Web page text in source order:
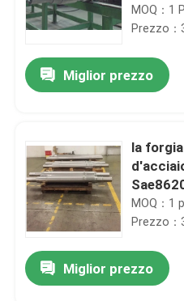
S45c
MOQ：1
Prezzo：
Miglior prezzo
la
rotore
MOQ：1
Prezzo：
Miglior prezzo